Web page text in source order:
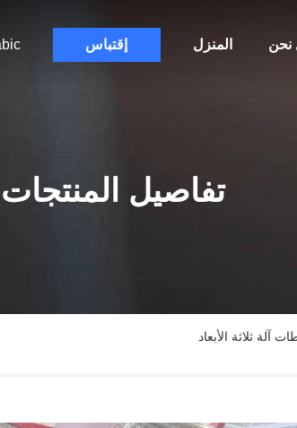
المنزل نحن إقتباس
تفاصيل المنتجات
آلة ثلاثة الأبعاد